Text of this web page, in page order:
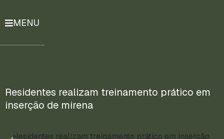
Currículo
MENU
Residentes realizam treinamento prático em
inserção de mirena